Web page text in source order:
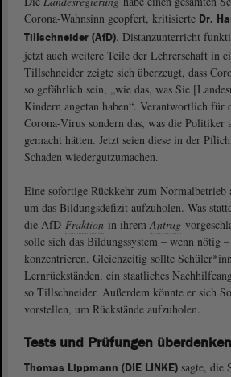
Corona-Wahnsinn geopfert, kritisierte Dr.
Tillschneider (AfD). Distanzunterricht
jetzt auch weitere Teile der Lehrerschaft in
Tillschneider zeigte sich überzeugt, dass
so gefährlich sein, „wie das, was Sie
Kindern angetan haben“. Verantwortlich für
Corona-Virus sondern das, was die Politiker
gemacht hätten. Jetzt seien diese in der
Schaden wiedergutzumachen.
Eine sofortige Rückkehr zum Normalbetrieb
um das Bildungsdefizit aufzuholen. Was
die AfD-Fraktion in ihremAntrag
solle sich das Bildungssystem – wenn nötig
konzentrieren. Gleichzeitig sollte
Lernrückständen, ein staatliches
so Tillschneider. Außerdem könnte er sich
vorstellen, um Rückstände aufzuholen.
Tests und Prüfungen überdenken
Thomas Lippmann (DIE LINKE) sagte, die